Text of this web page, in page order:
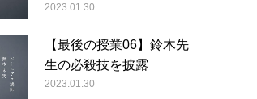
2023.01.30
【最後の授業06】鈴木先
生の必殺技を披露
2023.01.30